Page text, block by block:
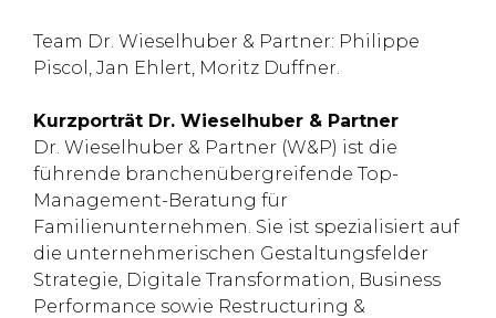
Team Dr. Wieselhuber & Partner: Philippe
Piscol, Jan Ehlert, Moritz Duffner.
Kurzporträt Dr. Wieselhuber & Partner
Dr. Wieselhuber & Partner (W&P) ist die
führende branchenübergreifende Top-
Management-Beratung für
Familienunternehmen. Sie ist spezialisiert auf
die unternehmerischen Gestaltungsfelder
Strategie, Digitale Transformation, Business
Performance sowie Restructuring &